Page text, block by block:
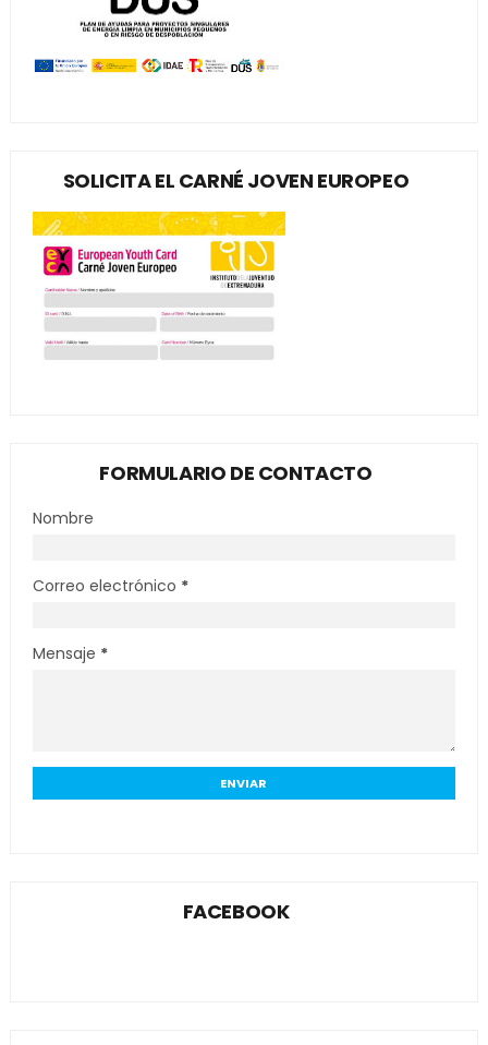
SOLICITA EL CARNÉ JOVEN EUROPEO
FORMULARIO DE CONTACTO
Nombre
Correo electrónico *
Mensaje *
FACEBOOK